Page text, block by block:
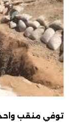
توفي منقب واحد